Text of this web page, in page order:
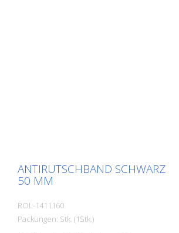
ANTIRUTSCHBAND SCHWARZ
50 MM
ROL-1411160
Packungen: Stk. (1Stk.)